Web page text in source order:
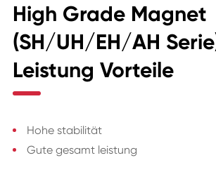
High Grade Magnet
(SH/UH/EH/AH
Leistung Vorteile
Hohe stabilität
Gute gesamt leistung